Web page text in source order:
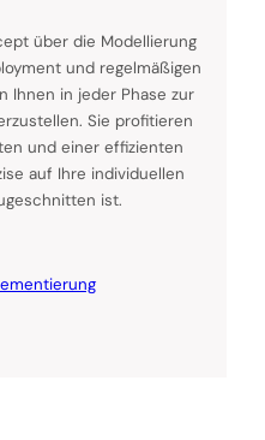
über die Modellierung
und regelmäßigen
Ihnen in jeder Phase zur
Sie profitieren
und einer effizienten
auf Ihre individuellen
ist.